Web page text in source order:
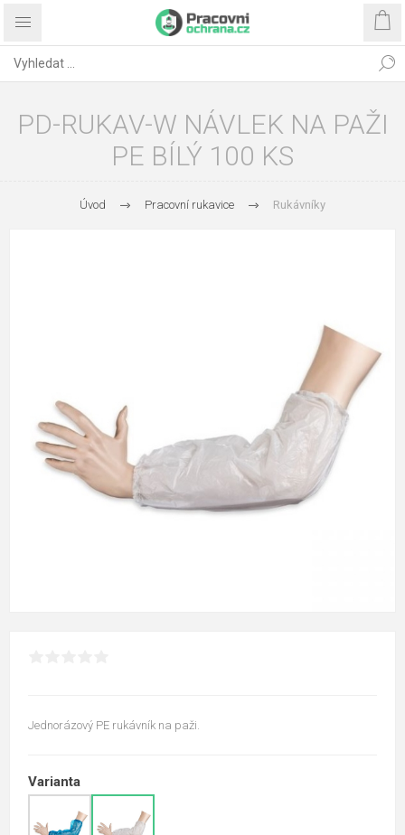
PD-RUKAV-W NÁVLEK NA PAŽI
PE BÍLÝ 100 KS
Úvod Pracovní rukavice Rukávníky
Jednorázový PE rukávník na paži.
Varianta